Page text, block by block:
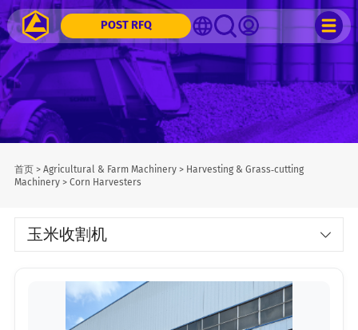
POST RFQ
首页> Agricultural & Farm Machinery> Harvesting & Grass‑cutting
Machinery> Corn Harvesters
玉米收割机